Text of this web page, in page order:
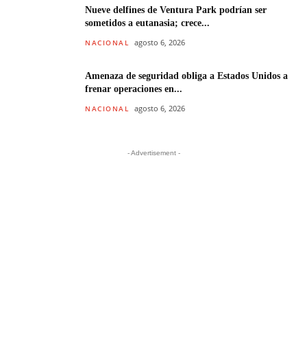
Nueve delfines de Ventura Park podrían ser
sometidos a eutanasia; crece...
NACIONAL agosto 6, 2026
Amenaza de seguridad obliga a Estados Unidos a
frenar operaciones en...
NACIONAL agosto 6, 2026
- Advertisement -